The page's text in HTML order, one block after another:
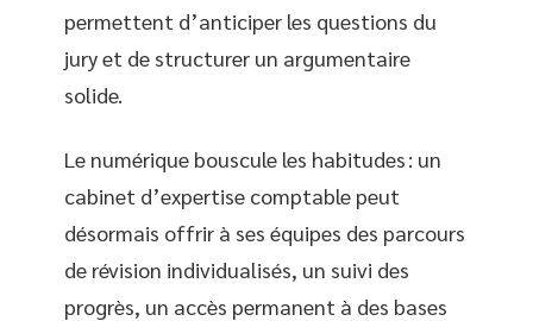
permettent d’anticiper les questions du
jury et de structurer un argumentaire
solide.
Le numérique bouscule les habitudes : un
cabinet d’expertise comptable peut
désormais offrir à ses équipes des parcours
de révision individualisés, un suivi des
progrès, un accès permanent à des bases